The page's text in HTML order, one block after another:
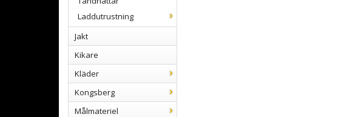
Laddutrustning
Jakt
Kikare
Kläder
Kongsberg
Målmateriel